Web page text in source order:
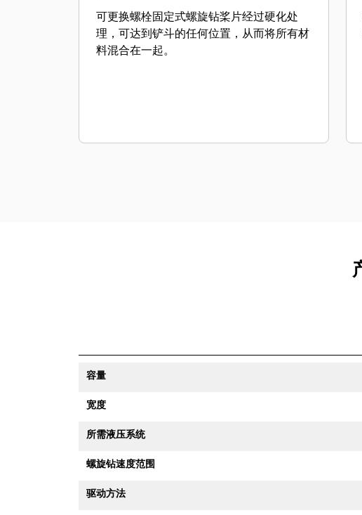
可更换螺栓固定式螺旋钻桨片经过硬化处
理，可达到铲斗的任何位置，从而将所有材
料混合在一起。
容量
宽度
所需液压系统
螺旋钻速度范围
驱动方法